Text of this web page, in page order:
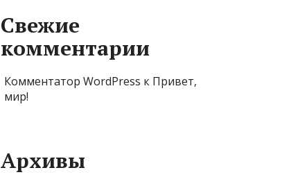
Свежие
комментарии
Комментатор WordPress к Привет,
мир!
Архивы